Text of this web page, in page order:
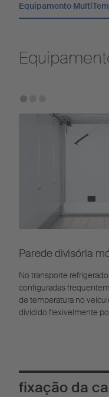
Equipamento
Parede divisória
No transporte
configuradas
de temperatura no
dividido flexivelmente
fixação da